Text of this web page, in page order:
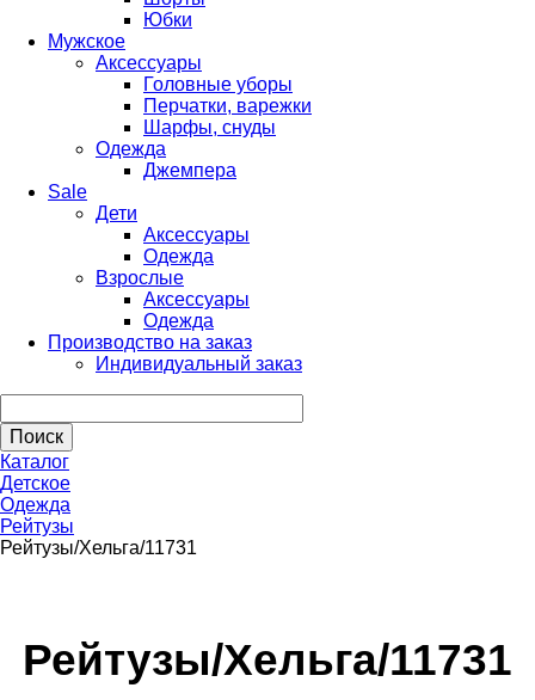
Юбки
Мужское
Аксессуары
Головные уборы
Перчатки, варежки
Шарфы, снуды
Одежда
Джемпера
Sale
Дети
Аксессуары
Одежда
Взрослые
Аксессуары
Одежда
Производство на заказ
Индивидуальный заказ
Каталог
Детское
Одежда
Рейтузы
Рейтузы/Хельга/11731
Рейтузы/Хельга/11731